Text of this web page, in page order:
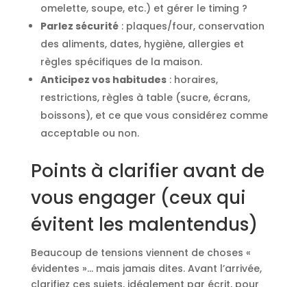
omelette, soupe, etc.) et gérer le timing ?
Parlez sécurité: plaques/four, conservation
des aliments, dates, hygiène, allergies et
règles spécifiques de la maison.
Anticipez vos habitudes: horaires,
restrictions, règles à table (sucre, écrans,
boissons), et ce que vous considérez comme
acceptable ou non.
Points à clarifier avant de
vous engager (ceux qui
évitent les malentendus)
Beaucoup de tensions viennent de choses «
évidentes »… mais jamais dites. Avant l’arrivée,
clarifiez ces sujets, idéalement par écrit, pour